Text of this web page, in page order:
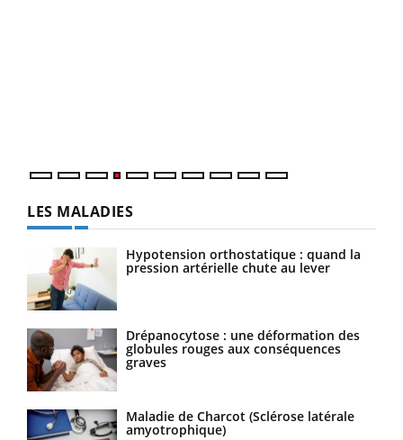
LES MALADIES
Hypotension orthostatique : quand la
pression artérielle chute au lever
Drépanocytose : une déformation des
globules rouges aux conséquences
graves
Maladie de Charcot (Sclérose latérale
amyotrophique)